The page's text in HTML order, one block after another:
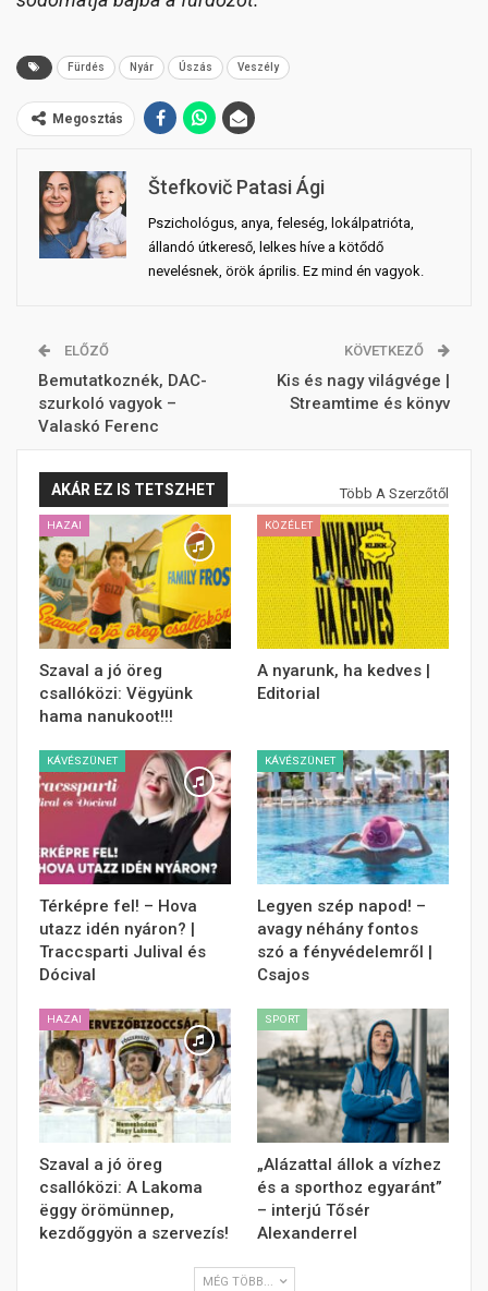
Fürdés Nyár Úszás Veszély
Megosztás
Štefkovič Patasi Ági
Pszichológus, anya, feleség, lokálpatrióta,
állandó útkereső, lelkes híve a kötődő
nevelésnek, örök április. Ez mind én vagyok.
ELŐZŐ
Bemutatkoznék, DAC-
szurkoló vagyok –
Valaskó Ferenc
KÖVETKEZŐ
Kis és nagy világvége |
Streamtime és könyv
AKÁR EZ IS TETSZHET Több A Szerzőtől
HAZAI
Szaval a jó öreg
csallóközi: Vëgyünk
hama nanukoot!!!
KÖZÉLET
A nyarunk, ha kedves |
Editorial
KÁVÉSZÜNET
Térképre fel! – Hova
utazz idén nyáron? |
Traccsparti Julival és
Dócival
KÁVÉSZÜNET
Legyen szép napod! –
avagy néhány fontos
szó a fényvédelemről |
Csajos
HAZAI
Szaval a jó öreg
csallóközi: A Lakoma
ëggy örömünnep,
kezdőggyön a szervezís!
SPORT
„Alázattal állok a vízhez
és a sporthoz egyaránt”
– interjú Tősér
Alexanderrel
MÉG TÖBB...